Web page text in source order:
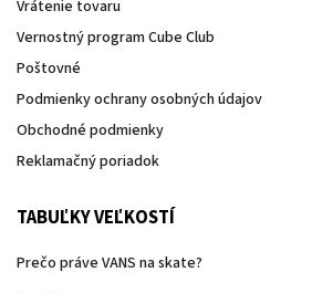
Vrátenie tovaru
Vernostný program Cube Club
Poštovné
Podmienky ochrany osobných údajov
Obchodné podmienky
Reklamačný poriadok
TABUĽKY VEĽKOSTÍ
Prečo práve VANS na skate?